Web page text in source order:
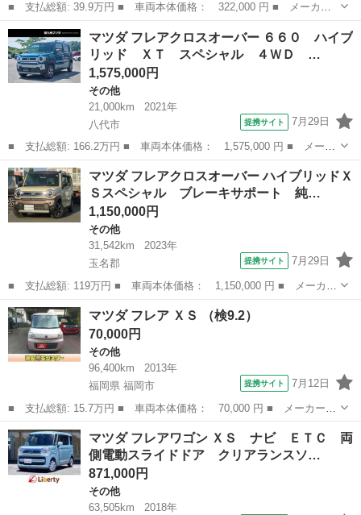
■ 支払総額: 39.9万円 ■ 車両本体価格： 322,000 円 ■ メーカー
名： マツダ ■ 車種名： フレアクロスオーバー ■ グレード
名： ＸＳ 禁煙車 ナビＴＶ レーダーブレーキサポート ＨＩＤ
ヘッド 純正１５...
熊本 熊本市 その他
マツダ フレアクロスオーバー ６６０ ハイブ
リッド ＸＴ スペシャル ４ＷＤ …
1,575,000円
その他
21,000km
2021年
八代市
提携サイト 7月29日
■ 支払総額: 166.2万円 ■ 車両本体価格： 1,575,000 円 ■ メーカ
ー名： マツダ ■ 車種名： フレアクロスオーバー ■ グレード
名： ６６０ ハイブリッド ＸＴ スペシャル ４ＷＤ 自社下
取 自社保証...
熊本 八代市 その他
マツダ フレアクロスオーバー ハイブリッドＸ
Ｓスペシャル ブレーキサポート 純…
1,150,000円
その他
31,542km
2023年
玉名郡
提携サイト 7月29日
■ 支払総額: 119万円 ■ 車両本体価格： 1,150,000 円 ■ メーカー
名： マツダ ■ 車種名： フレアクロスオーバー ■ グレード
名： ハイブリッドＸＳスペシャル ブレーキサポート 純正８イン
チナビ 全方位...
熊本 玉名郡 その他
マツダ フレア ＸＳ （検9.2）
70,000円
その他
96,400km
2013年
福岡県 福岡市
提携サイト 7月12日
■ 支払総額: 15.7万円 ■ 車両本体価格： 70,000 円 ■ メーカー
名： マツダ ■ 車種名： フレア ■ グレード名： ＸＳ ■ 排気
量： 660cc ■ ドア枚数： 5D ■ ミッション： CVT ■ 店舗...
福岡 福岡市 その他
マツダ フレアワゴン ＸＳ ナビ ＥＴＣ 両
側電動スライドドア クリアランスソ…
871,000円
その他
63,505km
2018年